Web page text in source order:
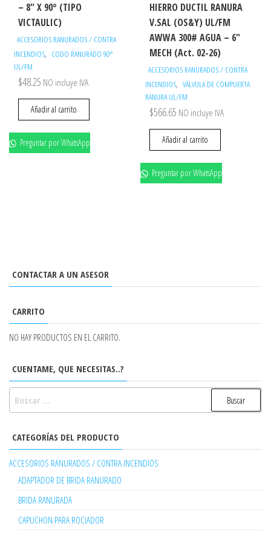
– 8″ X 90° (TIPO
VICTAULIC)
ACCESORIOS RANURADOS / CONTRA
INCENDIOS, CODO RANURADO 90°
UL/FM
$48.25 NO incluye IVA
Añadir al carrito
Preguntar por WhatsApp
HIERRO DUCTIL RANURA
V.SAL (OS&Y) UL/FM
AWWA 300# AGUA – 6″
MECH (Act. 02-26)
ACCESORIOS RANURADOS / CONTRA
INCENDIOS, VÁLVULA DE COMPUERTA
RANURA UL/FM
$566.65 NO incluye IVA
Añadir al carrito
Preguntar por WhatsApp
CONTACTAR A UN ASESOR
CARRITO
NO HAY PRODUCTOS EN EL CARRITO.
CUENTAME, QUE NECESITAS..?
CATEGORÍAS DEL PRODUCTO
ACCESORIOS RANURADOS / CONTRA INCENDIOS
ADAPTADOR DE BRIDA RANURADO
BRIDA RANURADA
CAPUCHON PARA ROCIADOR